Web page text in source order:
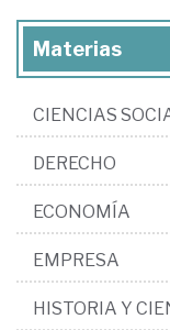
Materias
CIENCIAS
DERECHO
ECONOMÍA
EMPRESA
HISTORIA Y